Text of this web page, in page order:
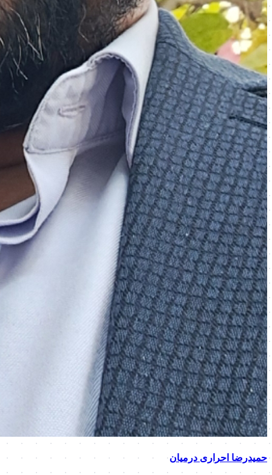
حمیدرضا احراری درمیان